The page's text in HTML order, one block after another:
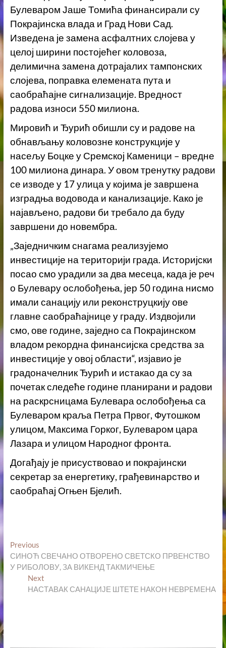
Булеваром Јаше Томића финансирали су
Покрајинска влада и Град Нови Сад.
Изведена је замена асфалтних слојева у
целој ширини постојећег коловоза,
делимична замена дотрајалих тампонских
слојева, поправка елемената пута и
саобраћајне сигнализације. Вредност
радова износи 550 милиона.
Мировић и Ђурић обишли су и радове на
обнављању коловозне конструкције у
насељу Боцке у Сремској Каменици – вредне
100 милиона динара. У овом тренутку радови
се изводе у 17 улица у којима је завршена
изградња водовода и канализације. Како је
најављено, радови би требало да буду
завршени до новембра.
„Заједничким снагама реализујемо
инвестиције на територији града. Историјски
посао смо урадили за два месеца, када је реч
о Булевару ослобођења, јер 50 година нисмо
имали санацију или реконструцкију ове
главне саобраћајнице у граду. Издвојили
смо, ове године, заједно са Покрајинском
владом рекордна финансијска средства за
инвестиције у овој области“, изјавио је
градоначелник Ђурић и истакао да су за
почетак следеће године планирани и радови
на раскрсницама Булевара ослобођења са
Булеваром краља Петра Првог, Футошком
улицом, Максима Горког, Булеваром цара
Лазара и улицом Народног фронта.
Догађају је присуствовао и покрајински
секретар за енергетику, грађевинарство и
саобраћај Огњен Бјелић.
Кретање
чланка
PreviousPrevious
post:
СИНОЋ СВЕЧАНО ОТВОРЕНО СВЕТСКО ПРВЕНСТВО
У РИБОЛОВУ, ЗА ВИКЕНД ТАКМИЧЕЊЕ
Next
post:
НАСТАВАК САНАЦИЈЕ ШТЕТЕ НАКОН НЕВРEМЕНА